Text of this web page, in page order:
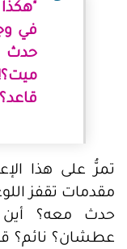
في
حدث
تمرُّ على هذا
مقدمات تقفز
حدث معه؟ أين
عطشان؟ نائم؟